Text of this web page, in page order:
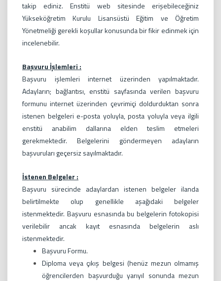
takip ediniz. Enstitü web sitesinde erişebileceğiniz
Yükseköğretim Kurulu Lisansüstü Eğitim ve Öğretim
Yönetmeliği gerekli koşullar konusunda bir fikir edinmek için
incelenebilir.
Başvuru İşlemleri :
Başvuru işlemleri internet üzerinden yapılmaktadır.
Adayların; bağlantısı, enstitü sayfasında verilen başvuru
formunu internet üzerinden çevrimiçi doldurduktan sonra
istenen belgeleri e-posta yoluyla, posta yoluyla veya ilgili
enstitü anabilim dallarına elden teslim etmeleri
gerekmektedir. Belgelerini göndermeyen adayların
başvuruları geçersiz sayılmaktadır.
İstenen Belgeler :
Başvuru sürecinde adaylardan istenen belgeler ilanda
belirtilmekte olup genellikle aşağıdaki belgeler
istenmektedir. Başvuru esnasında bu belgelerin fotokopisi
verilebilir ancak kayıt esnasında belgelerin aslı
istenmektedir.
Başvuru Formu.
Diploma veya çıkış belgesi (henüz mezun olmamış
öğrencilerden başvurduğu yarıyıl sonunda mezun